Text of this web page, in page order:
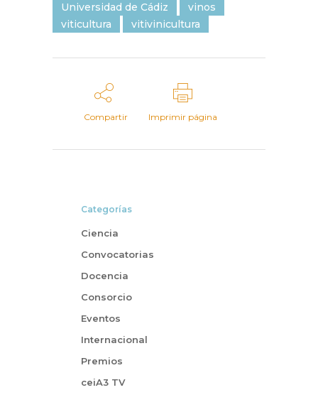
Universidad de Cádiz
vinos
viticultura
vitivinicultura
Compartir Imprimir página
Categorías
Ciencia
Convocatorias
Docencia
Consorcio
Eventos
Internacional
Premios
ceiA3 TV